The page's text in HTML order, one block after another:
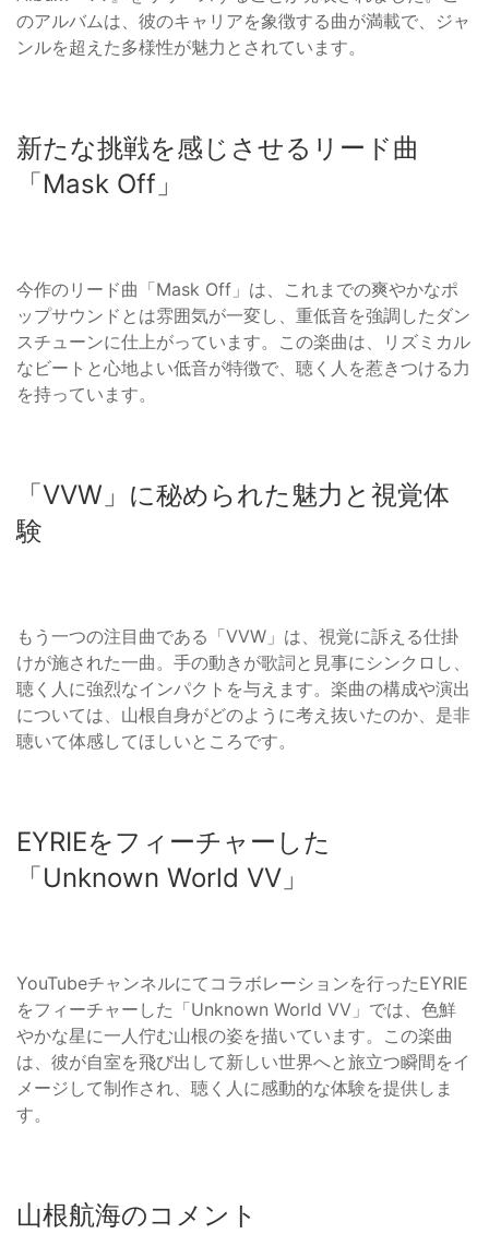
のアルバムは、彼のキャリアを象徴する曲が満載で、ジャ
ンルを超えた多様性が魅力とされています。
新たな挑戦を感じさせるリード曲
「Mask Off」
今作のリード曲「Mask Off」は、これまでの爽やかなポ
ップサウンドとは雰囲気が一変し、重低音を強調したダン
スチューンに仕上がっています。この楽曲は、リズミカル
なビートと心地よい低音が特徴で、聴く人を惹きつける力
を持っています。
「VVW」に秘められた魅力と視覚体
験
もう一つの注目曲である「VVW」は、視覚に訴える仕掛
けが施された一曲。手の動きが歌詞と見事にシンクロし、
聴く人に強烈なインパクトを与えます。楽曲の構成や演出
については、山根自身がどのように考え抜いたのか、是非
聴いて体感してほしいところです。
EYRIEをフィーチャーした
「Unknown World VV」
YouTubeチャンネルにてコラボレーションを行ったEYRIE
をフィーチャーした「Unknown World VV」では、色鮮
やかな星に一人佇む山根の姿を描いています。この楽曲
は、彼が自室を飛び出して新しい世界へと旅立つ瞬間をイ
メージして制作され、聴く人に感動的な体験を提供しま
す。
山根航海のコメント